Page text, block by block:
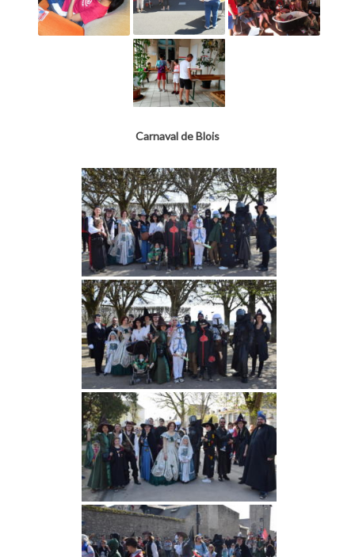
Carnaval de Blois